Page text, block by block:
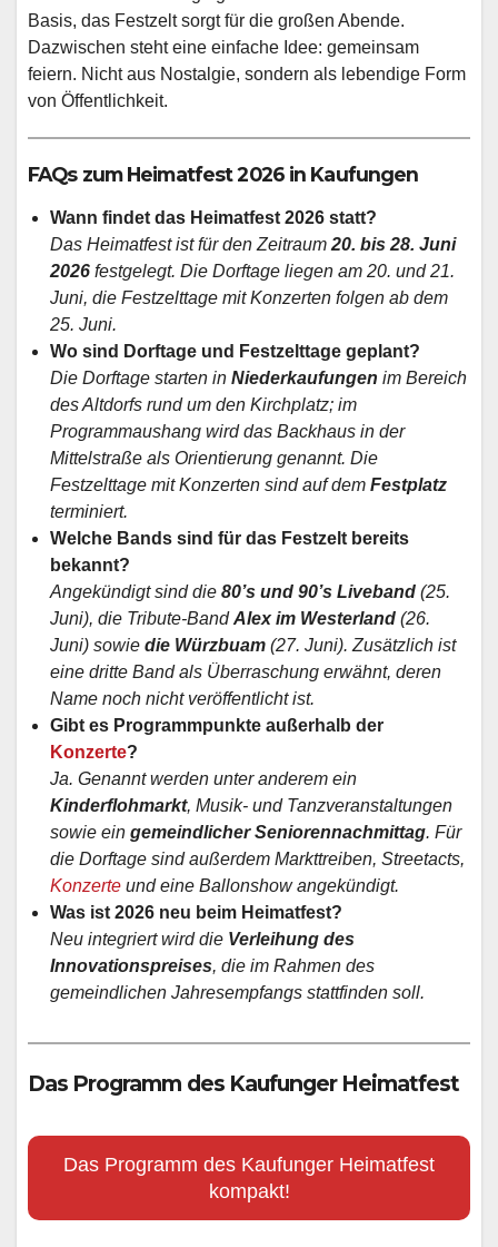
Basis, das Festzelt sorgt für die großen Abende.
Dazwischen steht eine einfache Idee: gemeinsam
feiern. Nicht aus Nostalgie, sondern als lebendige Form
von Öffentlichkeit.
FAQs zum Heimatfest 2026 in Kaufungen
Wann findet das Heimatfest 2026 statt?
Das Heimatfest ist für den Zeitraum 20. bis 28. Juni
2026 festgelegt. Die Dorftage liegen am 20. und 21.
Juni, die Festzelttage mit Konzerten folgen ab dem
25. Juni.
Wo sind Dorftage und Festzelttage geplant?
Die Dorftage starten in Niederkaufungen im Bereich
des Altdorfs rund um den Kirchplatz; im
Programmaushang wird das Backhaus in der
Mittelstraße als Orientierung genannt. Die
Festzelttage mit Konzerten sind auf dem Festplatz
terminiert.
Welche Bands sind für das Festzelt bereits
bekannt?
Angekündigt sind die 80’s und 90’s Liveband (25.
Juni), die Tribute-BandAlex im Westerland (26.
Juni) sowie die Würzbuam (27. Juni). Zusätzlich ist
eine dritte Band als Überraschung erwähnt, deren
Name noch nicht veröffentlicht ist.
Gibt es Programmpunkte außerhalb der
Konzerte?
Ja. Genannt werden unter anderem ein
Kinderflohmarkt, Musik- und Tanzveranstaltungen
sowie ein gemeindlicher Seniorennachmittag. Für
die Dorftage sind außerdem Markttreiben, Streetacts,
Konzerte und eine Ballonshow angekündigt.
Was ist 2026 neu beim Heimatfest?
Neu integriert wird die Verleihung des
Innovationspreises, die im Rahmen des
gemeindlichen Jahresempfangs stattfinden soll.
Das Programm des Kaufunger Heimatfest
Das Programm des Kaufunger Heimatfest
kompakt!